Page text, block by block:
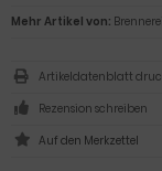
Mehr Artikel von:
Artikeldatenblatt
Rezension schreiben